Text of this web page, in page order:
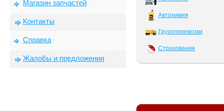
Магазин запчастей
Контакты
Справка
Жалобы и предложения
Автохимия
Грузоперевозки
Страхование